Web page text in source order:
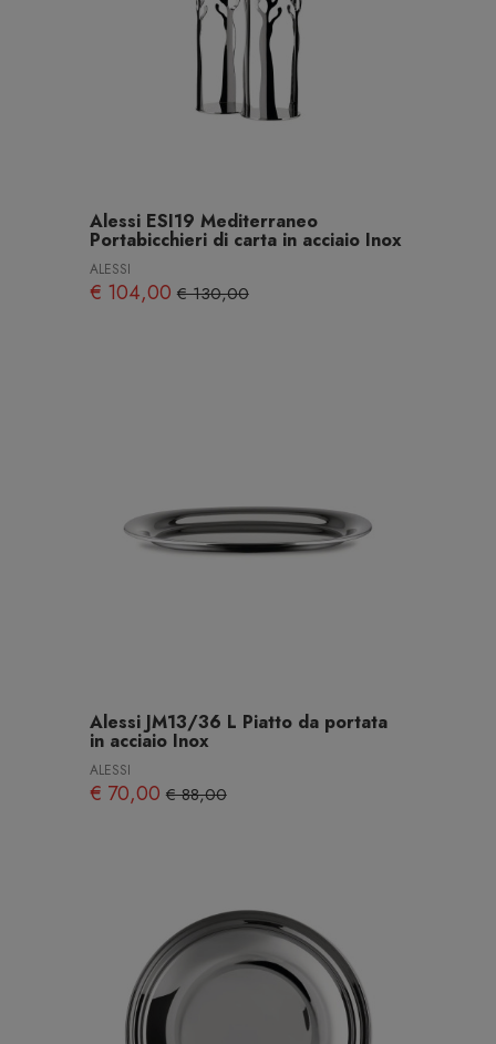
Alessi ESI19 Mediterraneo
Portabicchieri di carta in acciaio Inox
ALESSI
€ 104,00€ 130,00
Alessi JM13/36 L Piatto da portata
in acciaio Inox
ALESSI
€ 70,00€ 88,00